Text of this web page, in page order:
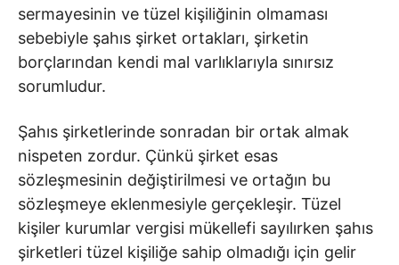
sermayesinin ve tüzel kişiliğinin olmaması
sebebiyle şahıs şirket ortakları, şirketin
borçlarından kendi mal varlıklarıyla sınırsız
sorumludur.
Şahıs şirketlerinde sonradan bir ortak almak
nispeten zordur. Çünkü şirket esas
sözleşmesinin değiştirilmesi ve ortağın bu
sözleşmeye eklenmesiyle gerçekleşir. Tüzel
kişiler kurumlar vergisi mükellefi sayılırken şahıs
şirketleri tüzel kişiliğe sahip olmadığı için gelir